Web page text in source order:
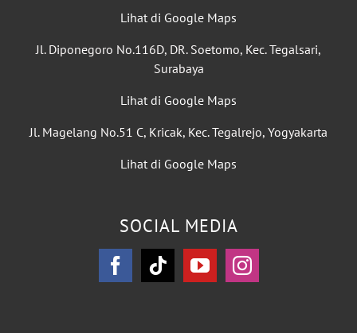
Lihat di Google Maps
Jl. Diponegoro No.116D, DR. Soetomo, Kec. Tegalsari,
Surabaya
Lihat di Google Maps
Jl. Magelang No.51 C, Kricak, Kec. Tegalrejo, Yogyakarta
Lihat di Google Maps
SOCIAL MEDIA